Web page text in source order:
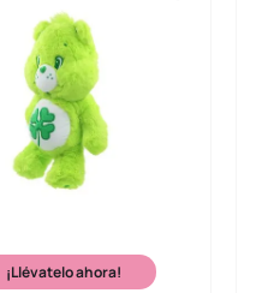
¡Llévatelo ahora!